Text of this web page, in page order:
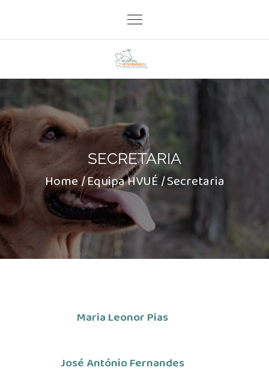
content
SECRETARIA
Home Equipa HVUÉ Secretaria
Maria Leonor Pias
José António Fernandes